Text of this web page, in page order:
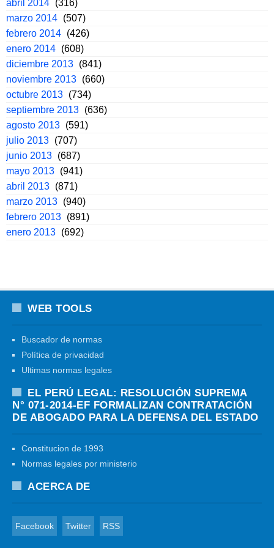
abril 2014 (316)
marzo 2014 (507)
febrero 2014 (426)
enero 2014 (608)
diciembre 2013 (841)
noviembre 2013 (660)
octubre 2013 (734)
septiembre 2013 (636)
agosto 2013 (591)
julio 2013 (707)
junio 2013 (687)
mayo 2013 (941)
abril 2013 (871)
marzo 2013 (940)
febrero 2013 (891)
enero 2013 (692)
WEB TOOLS
Buscador de normas
Política de privacidad
Ultimas normas legales
EL PERÚ LEGAL: RESOLUCIÓN SUPREMA
N° 071-2014-EF FORMALIZAN CONTRATACIÓN
DE ABOGADO PARA LA DEFENSA DEL ESTADO
Constitucion de 1993
Normas legales por ministerio
ACERCA DE
Facebook Twitter RSS